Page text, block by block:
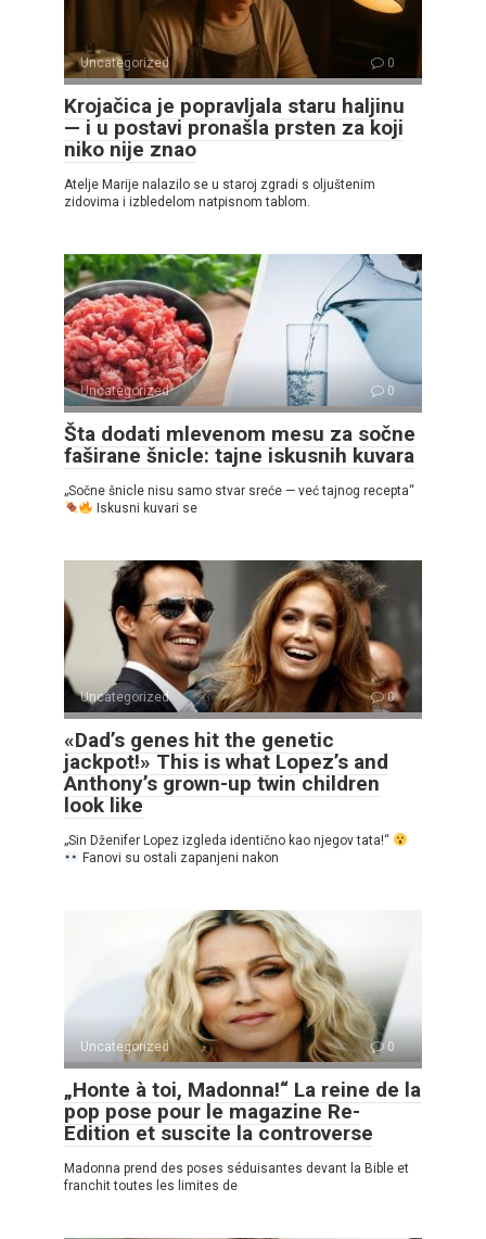
Uncategorized 0
Krojačica je popravljala staru haljinu
— i u postavi pronašla prsten za koji
niko nije znao
Atelje Marije nalazilo se u staroj zgradi s oljuštenim
zidovima i izbledelom natpisnom tablom.
Uncategorized 0
Šta dodati mlevenom mesu za sočne
faširane šnicle: tajne iskusnih kuvara
„Sočne šnicle nisu samo stvar sreće — već tajnog recepta“
Iskusni kuvari se
Uncategorized 0
«Dad’s genes hit the genetic
jackpot!» This is what Lopez’s and
Anthony’s grown-up twin children
look like
„Sin Dženifer Lopez izgleda identično kao njegov tata!“
Fanovi su ostali zapanjeni nakon
Uncategorized 0
„Honte à toi, Madonna!“ La reine de la
pop pose pour le magazine Re-
Edition et suscite la controverse
Madonna prend des poses séduisantes devant la Bible et
franchit toutes les limites de